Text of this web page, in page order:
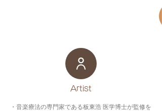
​Artist
・音楽療法の専門家である板東浩 医学博士が監修を